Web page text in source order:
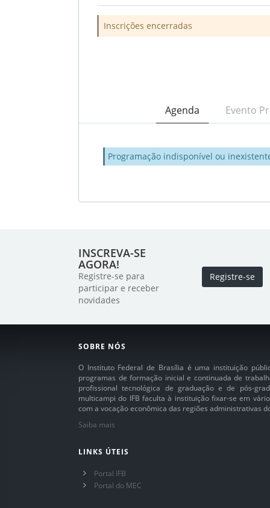
Inscrições encerradas
Agenda Evento
Programação indisponível ou
INSCREVA-SE
AGORA!
Registre-se para
participar e receber
novidades
Registre-se
SOBRE NÓS
O Instituto Federal de Brasília é uma instituição
programas de formação inicial e continuada de
profissional tecnológica de graduação e de pós-
multicampi do IFB faculta à instituição fixar-se em
com a vocação econômica das regiões administrativas
Saiba mais
LINKS ÚTEIS
Portal IFB
Portal do MEC